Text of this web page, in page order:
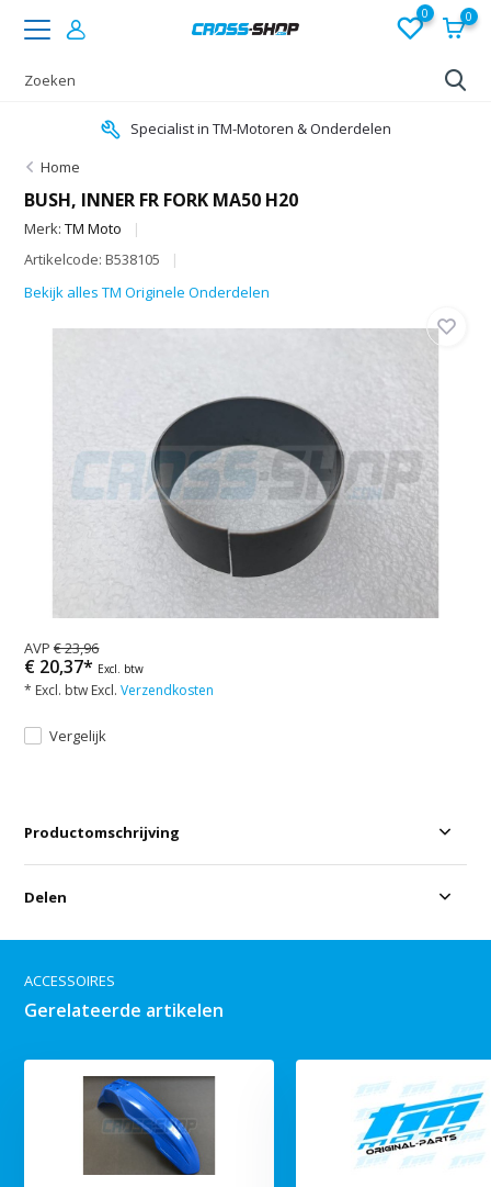
0 0
Specialist in TM-Motoren & Onderdelen
Home
BUSH, INNER FR FORK MA50 H20
Merk:TM Moto
Artikelcode: B538105
Bekijk alles TM Originele Onderdelen
AVP€ 23,96
€ 20,37* Excl. btw
* Excl. btw Excl.Verzendkosten
Vergelijk
Productomschrijving
Delen
ACCESSOIRES
Gerelateerde artikelen